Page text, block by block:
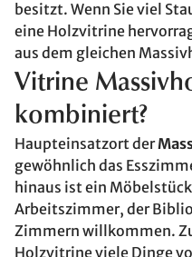
besitzt. Wenn Sie viel
eine Holzvitrine
aus dem gleichen
Vitrine
kombiniert?
Haupteinsatzort der
gewöhnlich das
hinaus ist ein
Arbeitszimmer, der
Zimmern willkommen.
Holzvitrine viele Dinge